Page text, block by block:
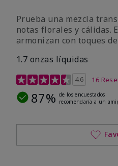
Prueba una mezcla
notas florales y cálidas.
armonizan con toques
1.7 onzas líquidas
Calificación de clientes de
4.6 16
87% de los encuestados
recomendaría a un